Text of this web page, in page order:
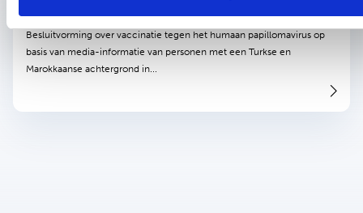
Besluitvorming over vaccinatie tegen het humaan papillomavirus op
basis van media-informatie van personen met een Turkse en
Marokkaanse achtergrond in...